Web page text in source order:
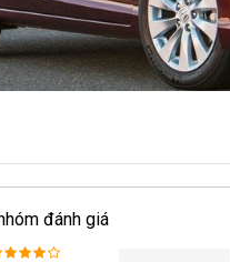
đánh giá